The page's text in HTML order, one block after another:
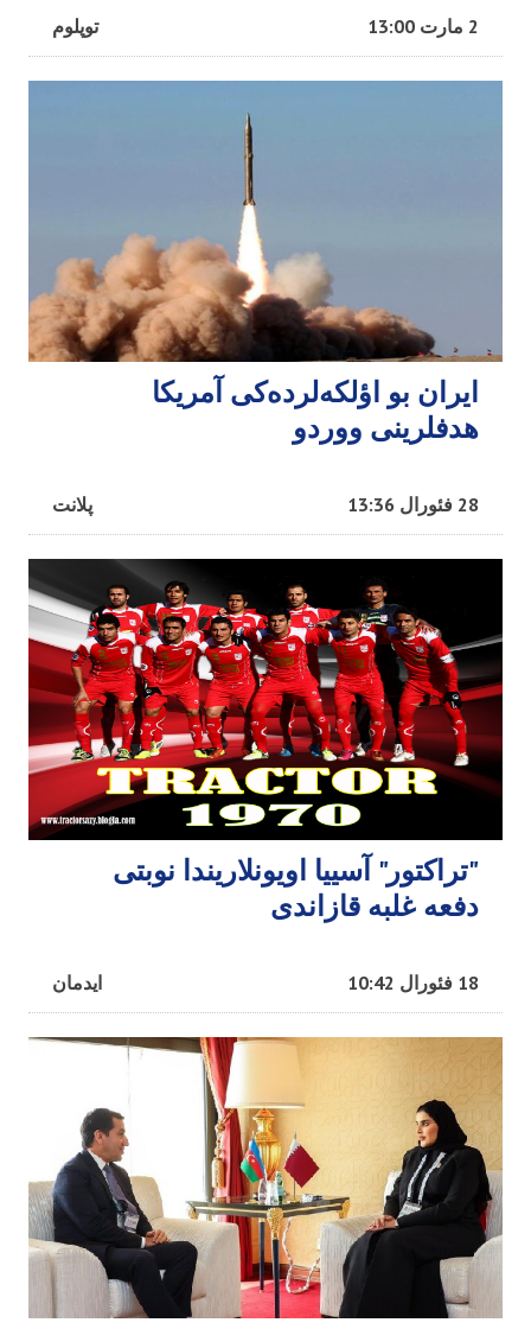
توپلوم 2 مارت 13:00
ایران بو اؤلکه‌لرده‌کی آمریکا
هدفلرینی ووردو
پلانت 28 فئورال 13:36
"تراکتور" آسییا اویونلاریندا نوبتی
دفعه غلبه قازاندی
ایدمان 18 فئورال 10:42